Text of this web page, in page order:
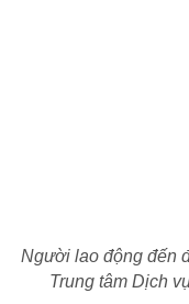
CHÍNH SÁCH AN
Người lao động đến
Trung tâm Dịch